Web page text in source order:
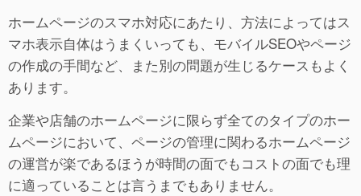
ホームページのスマホ対応にあたり、方法によってはス
マホ表示自体はうまくいっても、モバイルSEOやページ
の作成の手間など、また別の問題が生じるケースもよく
あります。
企業や店舗のホームページに限らず全てのタイプのホー
ムページにおいて、ページの管理に関わるホームページ
の運営が楽であるほうが時間の面でもコストの面でも理
に適っていることは言うまでもありません。